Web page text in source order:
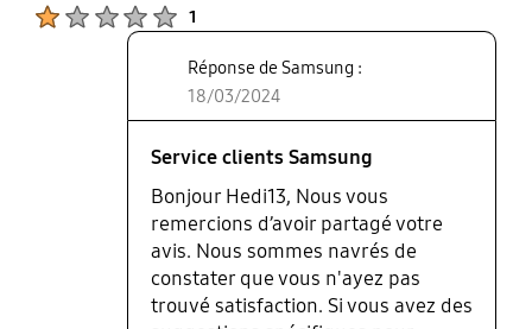
1
Réponse de Samsung :
18/03/2024
Service clients Samsung
Bonjour Hedi13, Nous vous
remercions d’avoir partagé votre
avis. Nous sommes navrés de
constater que vous n'ayez pas
trouvé satisfaction. Si vous avez des